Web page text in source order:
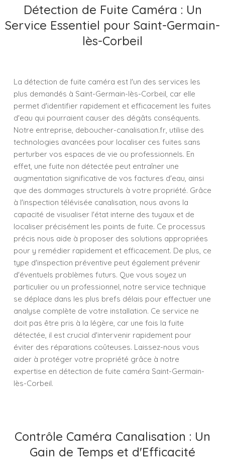
Détection de Fuite Caméra : Un
Service Essentiel pour Saint-Germain-
lès-Corbeil
La détection de fuite caméra est l'un des services les
plus demandés à Saint-Germain-lès-Corbeil, car elle
permet d'identifier rapidement et efficacement les fuites
d'eau qui pourraient causer des dégâts conséquents.
Notre entreprise, deboucher-canalisation.fr, utilise des
technologies avancées pour localiser ces fuites sans
perturber vos espaces de vie ou professionnels. En
effet, une fuite non détectée peut entraîner une
augmentation significative de vos factures d'eau, ainsi
que des dommages structurels à votre propriété. Grâce
à l'inspection télévisée canalisation, nous avons la
capacité de visualiser l'état interne des tuyaux et de
localiser précisément les points de fuite. Ce processus
précis nous aide à proposer des solutions appropriées
pour y remédier rapidement et efficacement. De plus, ce
type d'inspection préventive peut également prévenir
d'éventuels problèmes futurs. Que vous soyez un
particulier ou un professionnel, notre service technique
se déplace dans les plus brefs délais pour effectuer une
analyse complète de votre installation. Ce service ne
doit pas être pris à la légère, car une fois la fuite
détectée, il est crucial d'intervenir rapidement pour
éviter des réparations coûteuses. Laissez-nous vous
aider à protéger votre propriété grâce à notre
expertise en détection de fuite caméra Saint-Germain-
lès-Corbeil.
Contrôle Caméra Canalisation : Un
Gain de Temps et d'Efficacité